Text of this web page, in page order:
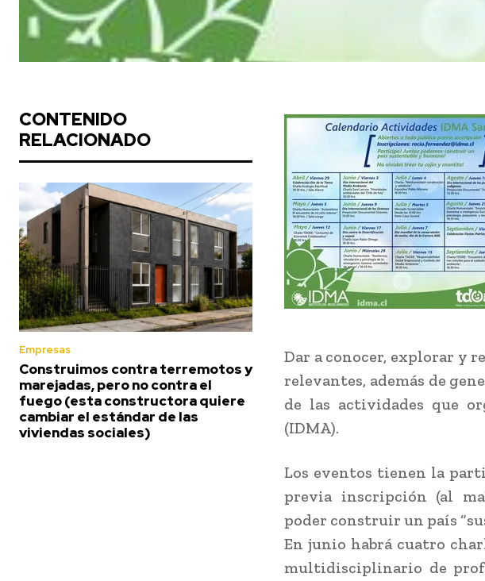
CONTENIDO
RELACIONADO
Empresas
Construimos contra terremotos y
marejadas, pero no contra el
fuego (esta constructora quiere
cambiar el estándar de las
viviendas sociales)
Dar a conocer, explorar y
relevantes, además de
de las actividades que
(IDMA).
Los eventos tienen la
previa inscripción (al
poder construir un país
En junio habrá cuatro
multidisciplinario de